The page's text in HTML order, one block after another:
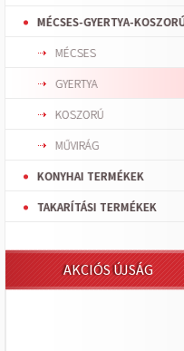
MÉCSES-GYERTYA-
MÉCSES
GYERTYA
KOSZORÚ
MŰVIRÁG
KONYHAI TERMÉKEK
TAKARÍTÁSI TERMÉKEK
AKCIÓS ÚJSÁG